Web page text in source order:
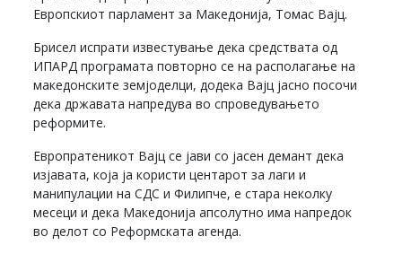
Европскиот парламент за Македонија, Томас Вајц.
Брисел испрати известување дека средствата од
ИПАРД програмата повторно се на располагање на
македонските земјоделци, додека Вајц јасно посочи
дека државата напредува во спроведувањето
реформите.
Европратеникот Вајц се јави со јасен демант дека
изјавата, која ја користи центарот за лаги и
манипулации на СДС и Филипче, е стара неколку
месеци и дека Македонија апсолутно има напредок
во делот со Реформската агенда.